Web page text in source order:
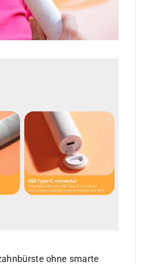
ohne smarte